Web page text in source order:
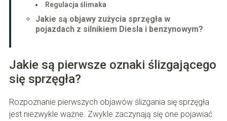
Regulacja ślimaka
Jakie są objawy zużycia sprzęgła w
pojazdach z silnikiem Diesla i benzynowym?
Jakie są pierwsze oznaki ślizgającego
się sprzęgła?
Rozpoznanie pierwszych objawów ślizgania się sprzęgła
jest niezwykle ważne. Zwykle zaczynają się one pojawiać